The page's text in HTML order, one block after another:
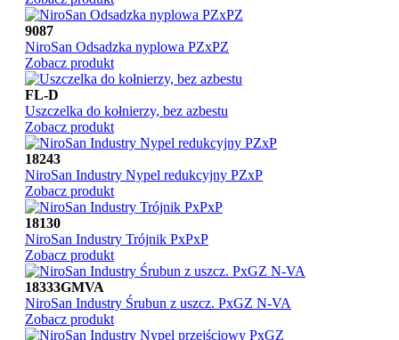
9087
NiroSan Odsadzka nyplowa PZxPZ
Zobacz produkt
FL-D
Uszczelka do kołnierzy, bez azbestu
Zobacz produkt
18243
NiroSan Industry Nypel redukcyjny PZxP
Zobacz produkt
18130
NiroSan Industry Trójnik PxPxP
Zobacz produkt
18333GMVA
NiroSan Industry Śrubun z uszcz. PxGZ N-VA
Zobacz produkt